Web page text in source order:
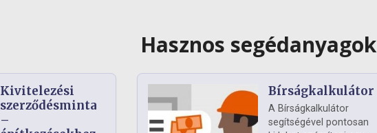
Hasznos segédanyagok
Kivitelezési
szerződésminta
–
Bírságkalkulátor
A Bírságkalkulátor
segítségével pontosan